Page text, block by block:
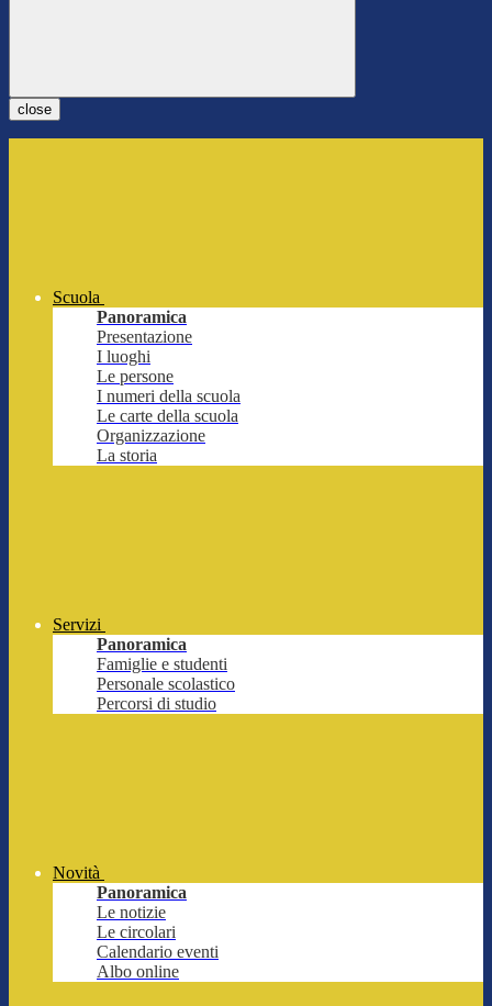
close
Scuola
Panoramica
Presentazione
I luoghi
Le persone
I numeri della scuola
Le carte della scuola
Organizzazione
La storia
Servizi
Panoramica
Famiglie e studenti
Personale scolastico
Percorsi di studio
Novità
Panoramica
Le notizie
Le circolari
Calendario eventi
Albo online